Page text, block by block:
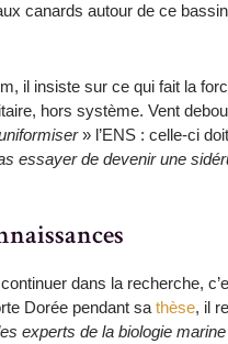
canards autour de ce
il insiste sur ce qui fait la
hors système. Vent
» l’ENS : celle-ci
essayer de devenir une
dans la recherche,
Dorée pendant sa thèse, il
experts de la biologie marine